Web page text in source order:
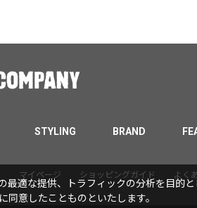
STYLING BRAND
マイページ ショッピングガイド よく
適な提供、トラフィックの分析を目的と
意したことものといたします。